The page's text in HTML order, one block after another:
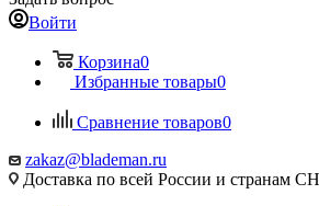
Войти
Корзина0
Избранные товары0
Сравнение товаров0
zakaz@blademan.ru
Доставка по всей России и странам